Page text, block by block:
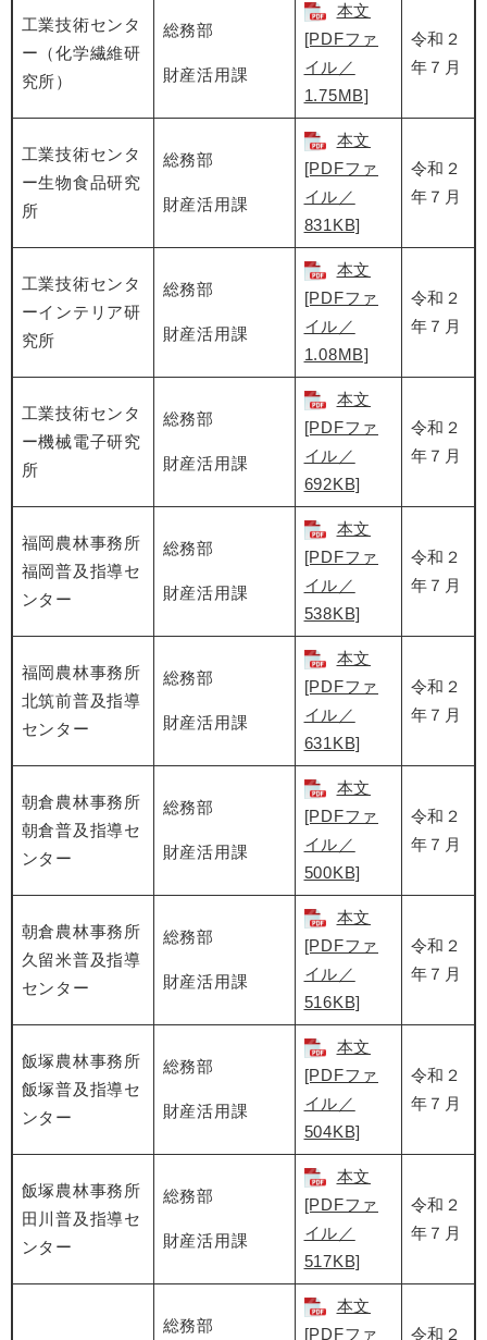
工業技術センタ
ー（化学繊維研
究所）
総務部
財産活用課
本文
[PDFファ
イル／
1.75MB]
令和２
年７月
工業技術センタ
ー生物食品研究
所
総務部
財産活用課
本文
[PDFファ
イル／
831KB]
令和２
年７月
工業技術センタ
ーインテリア研
究所
総務部
財産活用課
本文
[PDFファ
イル／
1.08MB]
令和２
年７月
工業技術センタ
ー機械電子研究
所
総務部
財産活用課
本文
[PDFファ
イル／
692KB]
令和２
年７月
福岡農林事務所
福岡普及指導セ
ンター
総務部
財産活用課
本文
[PDFファ
イル／
538KB]
令和２
年７月
福岡農林事務所
北筑前普及指導
センター
総務部
財産活用課
本文
[PDFファ
イル／
631KB]
令和２
年７月
朝倉農林事務所
朝倉普及指導セ
ンター
総務部
財産活用課
本文
[PDFファ
イル／
500KB]
令和２
年７月
朝倉農林事務所
久留米普及指導
センター
総務部
財産活用課
本文
[PDFファ
イル／
516KB]
令和２
年７月
飯塚農林事務所
飯塚普及指導セ
ンター
総務部
財産活用課
本文
[PDFファ
イル／
504KB]
令和２
年７月
飯塚農林事務所
田川普及指導セ
ンター
総務部
財産活用課
本文
[PDFファ
イル／
517KB]
令和２
年７月
総務部
本文
[PDFファ
令和２